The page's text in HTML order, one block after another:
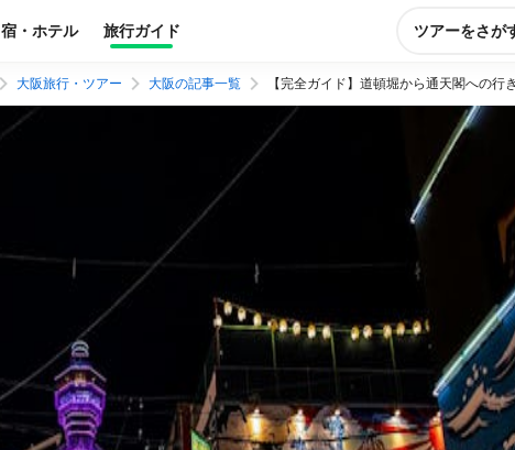
宿・ホテル 旅行ガイド ツアーをさが
大阪旅行・ツアー 大阪の記事一覧 【完全ガイド】道頓堀から通天閣への